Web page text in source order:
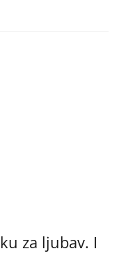
za ljubav. I